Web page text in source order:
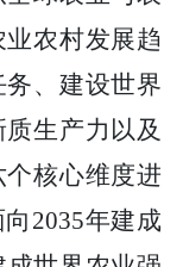
农村发展趋
、建设世界
生产力以及
核心维度进
2035年建成